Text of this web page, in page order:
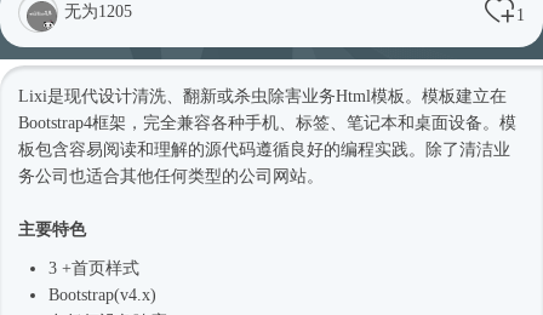
无为1205 1
Lixi是现代设计清洗、翻新或杀虫除害业务Html模板 。模板建立在
Bootstrap4框架 ，完全兼容各种手机、标签、笔记本和桌面设备。模
板包含容易阅读和理解的源代码遵循良好的编程实践。除了清洁业
务公司也适合其他任何类型的公司网站。
主要特色
3 +首页样式
Bootstrap(v4.x)